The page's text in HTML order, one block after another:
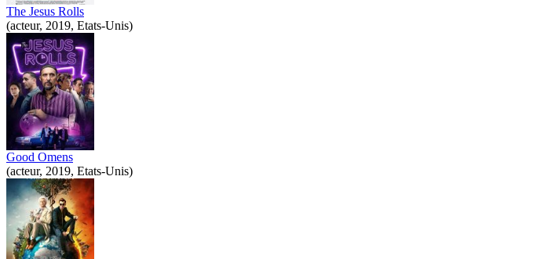
The Jesus Rolls
(acteur, 2019, Etats-Unis)
Good Omens
(acteur, 2019, Etats-Unis)